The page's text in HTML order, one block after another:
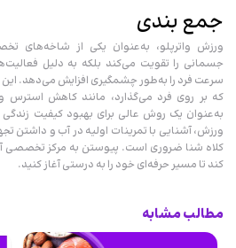
جمع بندی
ورزش واترپلو، به‌عنوان یکی از شاخه‌های
جسمانی را تقویت می‌کند بلکه به دلیل
سرعت فرد را به‌طور چشمگیری افزایش می‌دهد. این
که بر روی فرد می‌گذارد، مانند کاهش استرس
به‌عنوان یک روش عالی برای بهبود کیفیت
ورزش، آشنایی با تمرینات اولیه در آب و داشتن
کلاه شنا ضروری است. پیوستن به مرکز تخصصی
کند تا مسیر حرفه‌ای خود را به درستی آغاز کنید.
مطالب مشابه